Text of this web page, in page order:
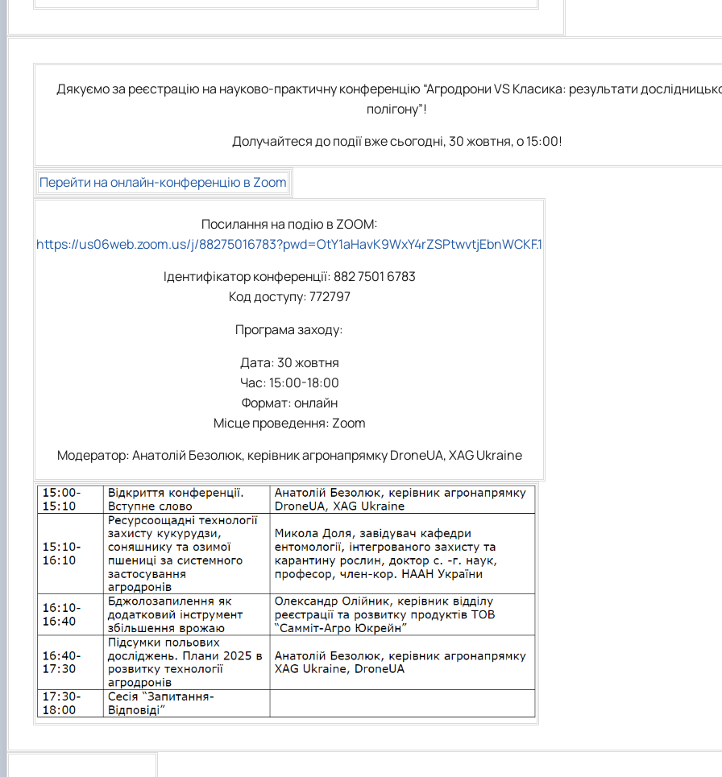
Дякуємо за реєстрацію на науково-практичну конференцію “Агродрони VS Класика: результати
полігону”!
Долучайтеся до події вже сьогодні, 30 жовтня, о 15:00!
Перейти на онлайн-конференцію в Zoom
Посилання на подію в ZOOM:
https://us06web.zoom.us/j/88275016783?pwd=OtY1aHavK9WxY4rZSPtwvtjEbnWCKF.1
Ідентифікатор конференції: 882 7501 6783
Код доступу: 772797
Програма заходу:
Дата: 30 жовтня
Час: 15:00-18:00
Формат: онлайн
Місце проведення: Zoom
Модератор: Анатолій Безолюк, керівник агронапрямку DroneUA, XAG Ukraine